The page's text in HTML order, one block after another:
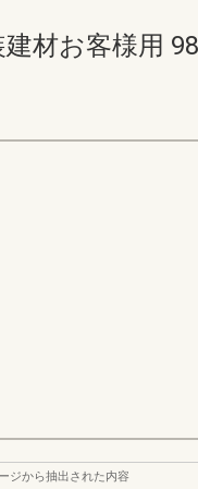
材お客様用
ジから抽出された内容